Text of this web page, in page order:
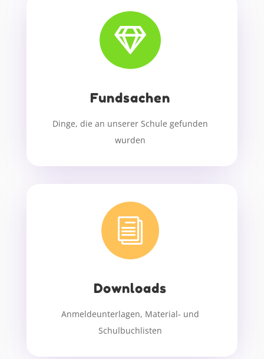

Fundsachen
Dinge, die an unserer Schule gefunden
wurden
i
Downloads
Anmeldeunterlagen, Material- und
Schulbuchlisten